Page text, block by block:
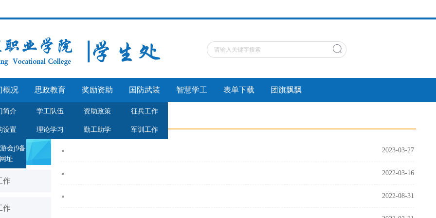
概况
简介
设置
会j9备
址
思政教育
学工队伍
理论学习
奖励资助
资助政策
勤工助学
国防武装
征兵工作
军训工作
智慧学工 表单下载 团旗飘飘
网址首页 >> 国防武装
装
作
作
2023-03-27
2022-03-16
2022-08-31